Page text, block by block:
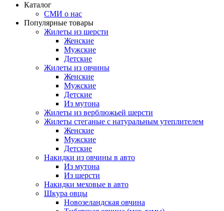
Каталог
СМИ о нас
Популярные товары
Жилеты из шерсти
Женские
Мужские
Детские
Жилеты из овчины
Женские
Мужские
Детские
Из мутона
Жилеты из верблюжьей шерсти
Жилеты стеганые с натуральным утеплителем
Женские
Мужские
Детские
Накидки из овчины в авто
Из мутона
Из шерсти
Накидки меховые в авто
Шкура овцы
Новозеландская овчина